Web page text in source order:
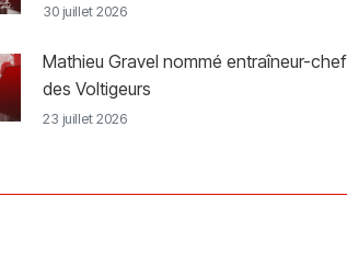
30 juillet 2026
Mathieu Gravel nommé entraîneur-chef
des Voltigeurs
23 juillet 2026